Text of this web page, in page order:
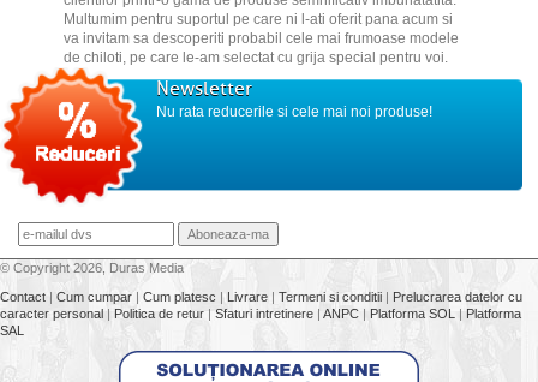
Multumim pentru suportul pe care ni l-ati oferit pana acum si
va invitam sa descoperiti probabil cele mai frumoase modele
de chiloti, pe care le-am selectat cu grija special pentru voi.
Newsletter
Nu rata reducerile si cele mai noi produse!
© Copyright 2026, Duras Media
Contact | Cum cumpar | Cum platesc | Livrare | Termeni si conditii | Prelucrarea datelor cu
caracter personal | Politica de retur | Sfaturi intretinere | ANPC | Platforma SOL | Platforma
SAL